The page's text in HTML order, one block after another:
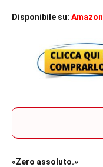
Disponibile su: Amazon
«Zero assoluto.»